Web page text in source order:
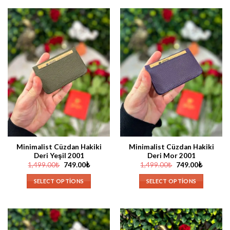
Minimalist Cüzdan Hakiki
Deri Yeşil 2001
1,499.00₺ Orijinal
1,499.00₺.
749.00₺Şu
SELECT OPTIONS
Minimalist Cüzdan Hakiki
Deri Mor 2001
1,499.00₺ Orijinal
1,499.00₺.
749.00₺Şu
SELECT OPTIONS